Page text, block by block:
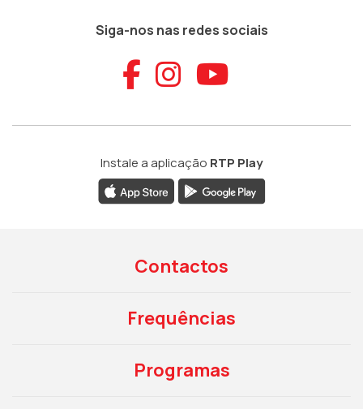
Siga-nos nas redes sociais
Aceder ao
Aceder ao
Aceder
Instale a aplicação RTP Play
Contactos
Frequências
Programas